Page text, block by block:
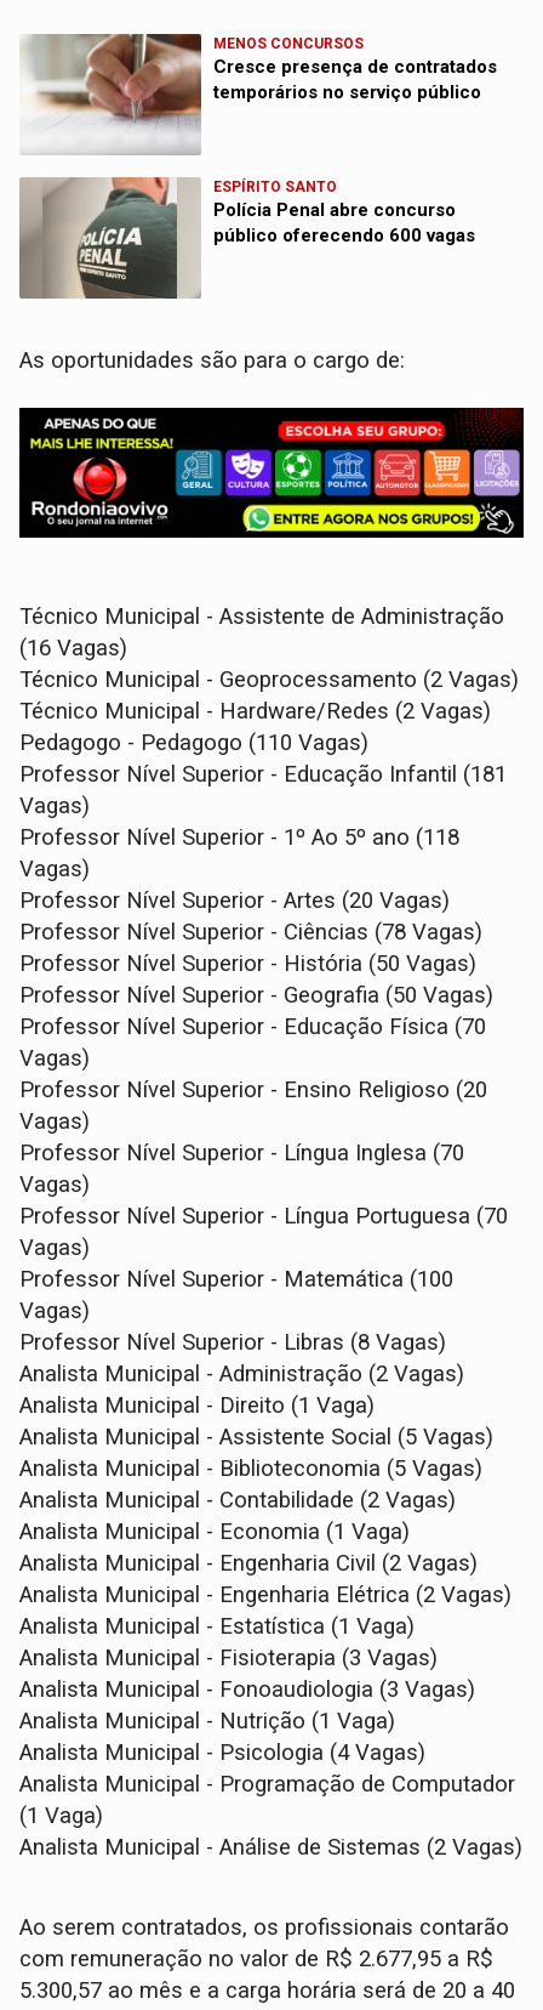
MENOS CONCURSOS
Cresce presença de contratados
temporários no serviço público
ESPÍRITO SANTO
Polícia Penal abre concurso
público oferecendo 600 vagas
As oportunidades são para o cargo de:
Técnico Municipal - Assistente de Administração
(16 Vagas)
Técnico Municipal - Geoprocessamento (2 Vagas)
Técnico Municipal - Hardware/Redes (2 Vagas)
Pedagogo - Pedagogo (110 Vagas)
Professor Nível Superior - Educação Infantil (181
Vagas)
Professor Nível Superior - 1º Ao 5º ano (118
Vagas)
Professor Nível Superior - Artes (20 Vagas)
Professor Nível Superior - Ciências (78 Vagas)
Professor Nível Superior - História (50 Vagas)
Professor Nível Superior - Geografia (50 Vagas)
Professor Nível Superior - Educação Física (70
Vagas)
Professor Nível Superior - Ensino Religioso (20
Vagas)
Professor Nível Superior - Língua Inglesa (70
Vagas)
Professor Nível Superior - Língua Portuguesa (70
Vagas)
Professor Nível Superior - Matemática (100
Vagas)
Professor Nível Superior - Libras (8 Vagas)
Analista Municipal - Administração (2 Vagas)
Analista Municipal - Direito (1 Vaga)
Analista Municipal - Assistente Social (5 Vagas)
Analista Municipal - Biblioteconomia (5 Vagas)
Analista Municipal - Contabilidade (2 Vagas)
Analista Municipal - Economia (1 Vaga)
Analista Municipal - Engenharia Civil (2 Vagas)
Analista Municipal - Engenharia Elétrica (2 Vagas)
Analista Municipal - Estatística (1 Vaga)
Analista Municipal - Fisioterapia (3 Vagas)
Analista Municipal - Fonoaudiologia (3 Vagas)
Analista Municipal - Nutrição (1 Vaga)
Analista Municipal - Psicologia (4 Vagas)
Analista Municipal - Programação de Computador
(1 Vaga)
Analista Municipal - Análise de Sistemas (2 Vagas)
Ao serem contratados, os profissionais contarão
com remuneração no valor de R$ 2.677,95 a R$
5.300,57 ao mês e a carga horária será de 20 a 40